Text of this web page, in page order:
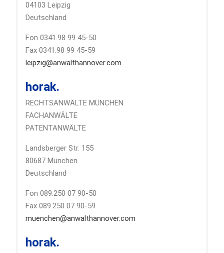
04103 Leipzig
Deutschland
Fon 0341.98 99 45-50
Fax 0341.98 99 45-59
leipzig@anwalthannover.com
horak.
RECHTSANWÄLTE MÜNCHEN
FACHANWÄLTE
PATENTANWÄLTE
Landsberger Str. 155
80687 München
Deutschland
Fon 089.250 07 90-50
Fax 089.250 07 90-59
muenchen@anwalthannover.com
horak.